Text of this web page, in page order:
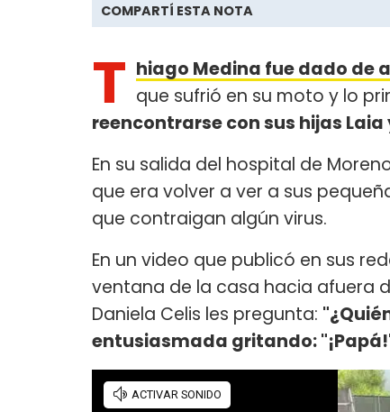
COMPARTÍ ESTA NOTA
T hiago Medina fue dado de
que sufrió en su moto y lo
reencontrarse con sus hijas Laia
En su salida del hospital de
que era volver a ver a sus
que contraigan algún virus.
En un video que publicó en sus
ventana de la casa hacia afuera
Daniela Celis les pregunta:
entusiasmada gritando: